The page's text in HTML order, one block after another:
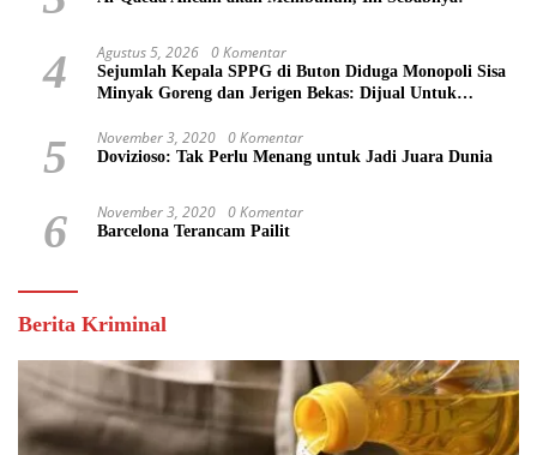
4 Agustus 5, 2026 0 Komentar
Sejumlah Kepala SPPG di Buton Diduga Monopoli Sisa
Minyak Goreng dan Jerigen Bekas: Dijual Untuk
5 November 3, 2020 0 Komentar
Dovizioso: Tak Perlu Menang untuk Jadi Juara Dunia
6 November 3, 2020 0 Komentar
Barcelona Terancam Pailit
Berita Kriminal